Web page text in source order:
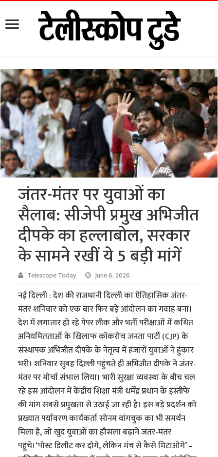
जंतर-मंतर पर युवाओं का
सैलाब: सीजेपी प्रमुख अभिजीत
दीपके का हल्लाबोल, सरकार
के सामने रखीं ये 5 बड़ी मांगें
Telescope Today June 6, 2026
नई दिल्ली : देश की राजधानी दिल्ली का ऐतिहासिक जंतर-
मंतर शनिवार को एक बार फिर बड़े आंदोलन का गवाह बना।
देश में लगातार हो रहे पेपर लीक और भर्ती परीक्षाओं में कथित
अनियमितताओं के खिलाफ कॉकरोच जनता पार्टी (CJP) के
संस्थापक अभिजीत दीपके के नेतृत्व में हजारों युवाओं ने हुंकार
भरी। शनिवार सुबह दिल्ली पहुंचते ही अभिजीत दीपके ने जंतर-
मंतर पर मोर्चा संभाल लिया। भारी सुरक्षा व्यवस्था के बीच चल
रहे इस आंदोलन में केंद्रीय शिक्षा मंत्री धर्मेंद्र प्रधान के इस्तीफे
की मांग सबसे प्रमुखता से उठाई जा रही है। इस बड़े प्रदर्शन को
प्रख्यात पर्यावरण कार्यकर्ता सोनम वांगचुक का भी समर्थन
मिला है, जो खुद युवाओं का हौसला बढ़ाने जंतर-मंतर
पहुंचे।‘पोस्ट डिलीट कर दोगे, लेकिन मंच से कैसे मिटाओगे’ –